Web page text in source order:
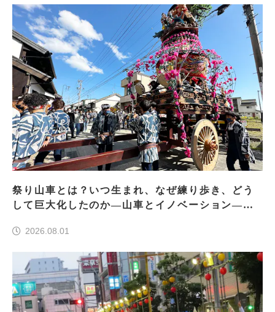
祭り山車とは？いつ生まれ、なぜ練り歩き、どう
して巨大化したのか―山車とイノベーション―＜
2026.08.01